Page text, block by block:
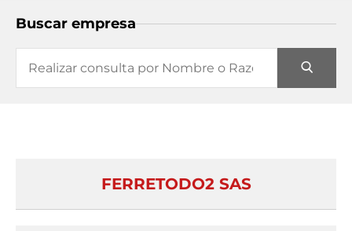
Buscar empresa
FERRETODO2 SAS